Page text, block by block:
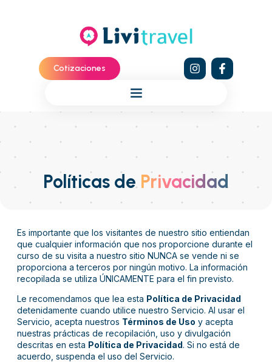
Cotizaciones
Políticas dePrivacidad
Es importante que los visitantes de nuestro sitio entiendan
que cualquier información que nos proporcione durante el
curso de su visita a nuestro sitio NUNCA se vende ni se
proporciona a terceros por ningún motivo. La información
recopilada se utiliza ÚNICAMENTE para el fin previsto.
Le recomendamos que lea esta Política de Privacidad
detenidamente cuando utilice nuestro Servicio. Al usar el
Servicio, acepta nuestros Términos de Uso y acepta
nuestras prácticas de recopilación, uso y divulgación
descritas en esta Política de Privacidad. Si no está de
acuerdo, suspenda el uso del Servicio.